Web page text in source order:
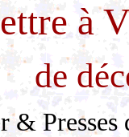
à
de
Presses